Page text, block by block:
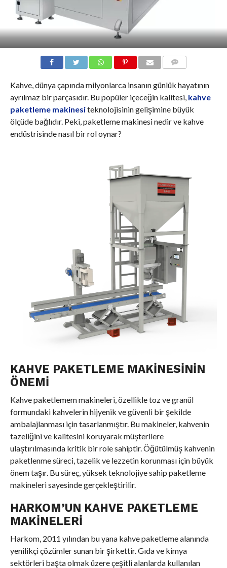
Kahve, dünya çapında milyonlarca insanın günlük hayatının
ayrılmaz bir parçasıdır. Bu popüler içeceğin kalitesi, kahve
paketleme makinesiteknolojisinin gelişimine büyük
ölçüde bağlıdır. Peki, paketleme makinesi nedir ve kahve
endüstrisinde nasıl bir rol oynar?
KAHVE PAKETLEME MAKINESININ
ÖNEMI
Kahve paketlemem makineleri, özellikle toz ve granül
formundaki kahvelerin hijyenik ve güvenli bir şekilde
ambalajlanması için tasarlanmıştır. Bu makineler, kahvenin
tazeliğini ve kalitesini koruyarak müşterilere
ulaştırılmasında kritik bir role sahiptir. Öğütülmüş kahvenin
paketlenme süreci, tazelik ve lezzetin korunması için büyük
önem taşır. Bu süreç, yüksek teknolojiye sahip paketleme
makineleri sayesinde gerçekleştirilir.
HARKOM’UN KAHVE PAKETLEME
MAKINELERI
Harkom, 2011 yılından bu yana kahve paketleme alanında
yenilikçi çözümler sunan bir şirkettir. Gıda ve kimya
sektörleri başta olmak üzere çeşitli alanlarda kullanılan